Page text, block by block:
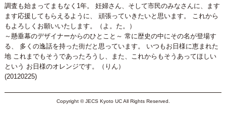
調査も始まってまもなく1年。 妊婦さん、そして市民のみなさんに、ます
ます応援してもらえるように、 頑張っていきたいと思います。 これから
もよろしくお願いいたします。（よ。た。）
～懸垂幕のデザイナーからのひとこと～ 常に歴史の中にその名が登場す
る、 多くの逸話を持った街だと思っています。 いつもお日様に恵まれた
地 これまでもそうであったろうし、また、これからもそうあってほしい
という お日様のオレンジです。（りん）
(20120225)
Copyright © JECS Kyoto UC All Rights Reserved.